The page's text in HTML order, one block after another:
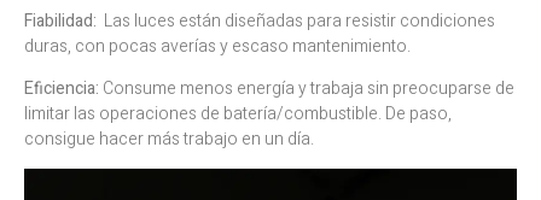
Fiabilidad: Las luces están diseñadas para resistir condiciones
duras, con pocas averías y escaso mantenimiento.
Eficiencia: Consume menos energía y trabaja sin preocuparse de
limitar las operaciones de batería/combustible. De paso,
consigue hacer más trabajo en un día.